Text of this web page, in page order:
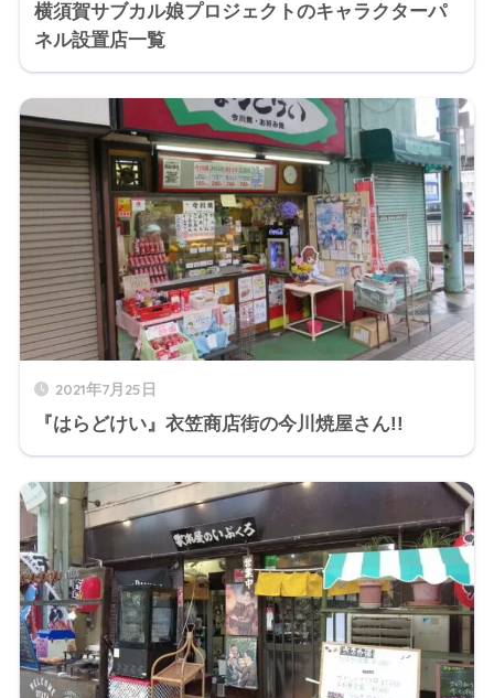
横須賀サブカル娘プロジェクトのキャラクターパ
ネル設置店一覧
2021年7月25日
『はらどけい』衣笠商店街の今川焼屋さん!!